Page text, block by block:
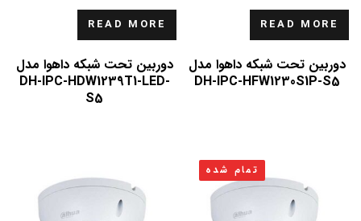
READ MORE
دوربین تحت شبکه داهوا مدل
DH-IPC-HFW1230S1P-S5
READ MORE
دوربین تحت شبکه داهوا مدل
DH-IPC-HDW1239T1-LED-
S5
تمام شده